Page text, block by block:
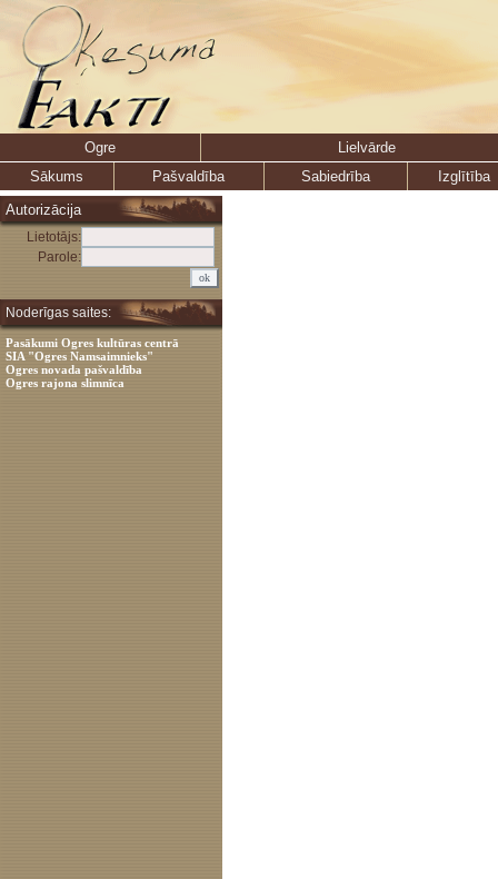
Ogre
Lielvārde
Sākums
Pašvaldība Sabiedrība
Izglītība
Autorizācija
Lietotājs:
Parole:
Noderīgas saites:
Pasākumi Ogres kultūras centrā
SIA "Ogres Namsaimnieks"
Ogres novada pašvaldība
Ogres rajona slimnīca